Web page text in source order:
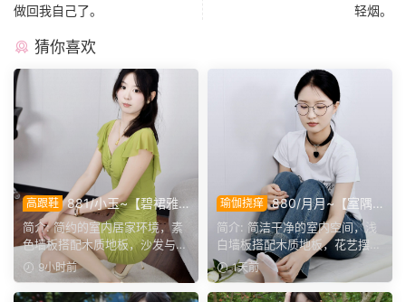
做回我自己了。
轻烟。
猜你喜欢
高跟鞋 881/小玉~【碧裙雅
姿】一室柔光衬绿裙，错落姿
态尽显温婉格调。
简介: 简约的室内居家环境，素
色墙板搭配木质地板，沙发与办
公椅丰富场景层次。小...
9小时前
瑜伽挠痒 880/月月~【室隅
姿影】雅室定格多样姿态，记
录鞋袜与肢体的百态呈现。
简介: 简洁干净的室内空间，浅
白墙板搭配木质地板，花艺摆件
点缀场景。月月身着白...
1天前